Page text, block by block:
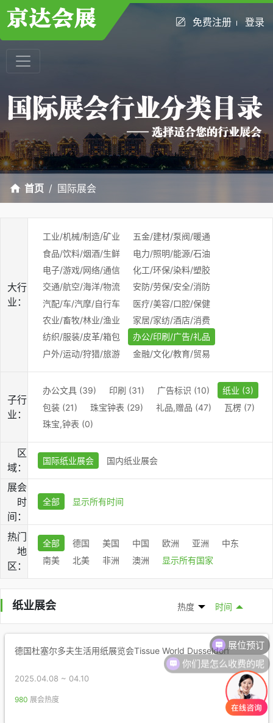
免费注册 登录
首页 国际展会
大行
业：
工业/机械/制造/矿业
五金/建材/泵阀/暖通
食品/饮料/烟酒/生鲜
电力/照明/能源/石油
电子/游戏/网络/通信
化工/环保/染料/塑胶
交通/航空/海洋/物流
安防/劳保/安全/消防
汽配/车/汽摩/自行车
医疗/美容/口腔/保健
农业/畜牧/林业/渔业
家居/家纺/酒店/消费
纺织/服装/皮革/箱包
办公/印刷/广告/礼品
户外/运动/狩猎/旅游
金融/文化/教育/贸易
子行
业：
办公文具 (39) 印刷 (31) 广告标识 (10)
纸业 (3)
包装 (21)
珠宝钟表 (29) 礼品,赠品 (47)
瓦楞 (7)
珠宝,钟表 (0)
区
域：
国际纸业展会 国内纸业展会
展会
时
间：
全部 显示所有时间
热门
地
区：
全部 德国 美国 中国 欧洲 亚洲
中东
南美
北美 非洲 澳洲 显示所有国家
纸业展会 热度 时间
德国杜塞尔多夫生活用纸展览会Tissue World Dusseldorf
2025.04.08 ~ 04.10 已结束
980 展会热度 关注
展位预订
你们是怎么收费的呢